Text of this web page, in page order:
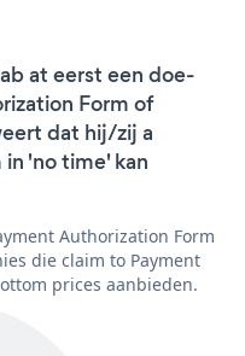
at eerst een doe-
Form of
dat hij/zij a
'no time' kan
Authorization Form
die claim to Payment
prices aanbieden.